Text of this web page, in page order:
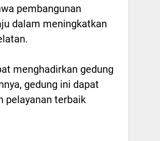
pembangunan
dalam meningkatkan
menghadirkan gedung
gedung ini dapat
pelayanan terbaik